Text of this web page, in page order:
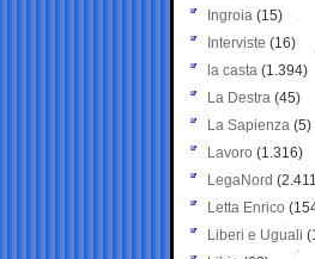
Ingroia (15)
Interviste (16)
la casta (1.394)
La Destra (45)
La Sapienza (5)
Lavoro (1.316)
LegaNord
Letta Enrico
Liberi e Uguali